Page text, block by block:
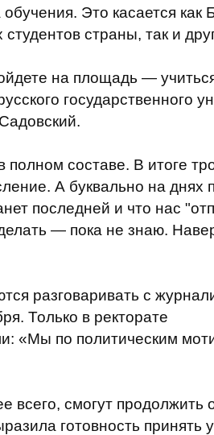
Это касается как
страны, так и
на площадь —
государственного
составе. В итоге
А буквально на днях
последней и что нас
— пока не знаю.
разговаривать с
Только в ректорате
«Мы по политическим
всего, смогут продолжить
готовность принять